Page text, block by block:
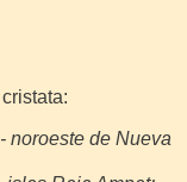
noroeste de Nueva